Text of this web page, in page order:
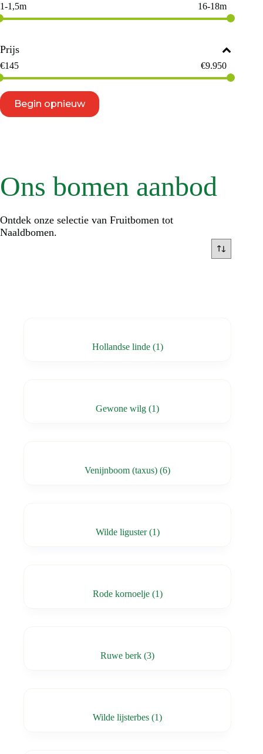
Ons bomen aanbod
Ontdek onze selectie van Fruitbomen tot
Naaldbomen.
Hollandse linde (1)
Gewone wilg(1)
Venijnboom (taxus)(6)
Wilde liguster(1)
Rode kornoelje (1)
Ruwe berk(3)
Wilde lijsterbes(1)
1-1,5m 16-18m
Prijs
€145 €9.950
Begin opnieuw